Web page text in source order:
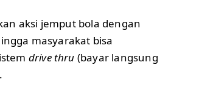
aksi jemput bola dengan
masyarakat bisa
drive thru (bayar langsung